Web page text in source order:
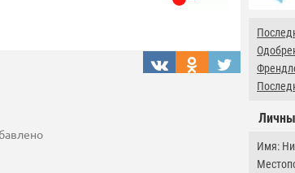
Имя: